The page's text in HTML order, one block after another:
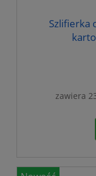
Szlifierka
zawiera